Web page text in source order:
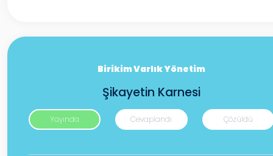
Birikim Varlık Yönetim
Şikayetin Karnesi
Yayında Cevaplandı Çözüldü